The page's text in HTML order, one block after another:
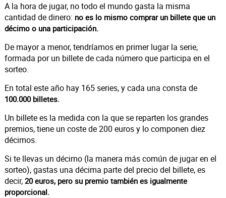
A la hora de jugar, no todo el mundo gasta la misma
cantidad de dinero: no es lo mismo comprar un billete que un
décimo o una participación.
De mayor a menor, tendríamos en primer lugar la serie,
formada por un billete de cada número que participa en el
sorteo.
En total este año hay 165 series, y cada una consta de
100.000 billetes.
Un billete es la medida con la que se reparten los grandes
premios, tiene un coste de 200 euros y lo componen diez
décimos.
Si te llevas un décimo (la manera más común de jugar en el
sorteo), gastas una décima parte del precio del billete, es
decir, 20 euros, pero su premio también es igualmente
proporcional.